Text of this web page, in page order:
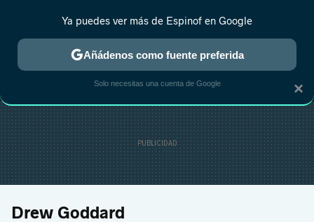
MENÚ NUEVO
ESTRENOS REALITY ANIME RANKINGS CINE
Drew Goddard
×
Ya puedes ver más de Espinof en Google
Añádenos como fuente preferida
Solo necesitas una cuenta de Google